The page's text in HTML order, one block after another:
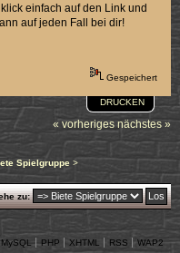
einfach auf den Link und
auf jeden Fall bei dir!
Gespeichert
DRUCKEN
« vorheriges nächstes »
Spielgruppe>
zu:
MySQL PHP XHTML RSS WAP2